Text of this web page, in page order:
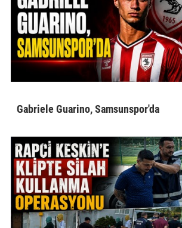
Gabriele Guarino, Samsunspor'da